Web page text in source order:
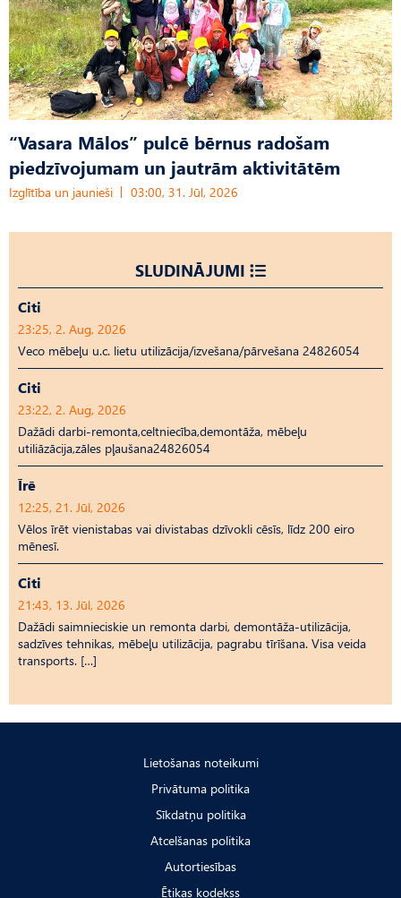
“Vasara Mālos” pulcē bērnus radošam
piedzīvojumam un jautrām aktivitātēm
Izglītība un jaunieši 03:00, 31. Jūl, 2026
SLUDINĀJUMI
Citi
23:25, 2. Aug, 2026
Veco mēbeļu u.c. lietu utilizācija/izvešana/pārvešana 24826054
Citi
23:22, 2. Aug, 2026
Dažādi darbi-remonta,celtniecība,demontāža, mēbeļu
utiliāzācija,zāles pļaušana24826054
Īrē
12:25, 21. Jūl, 2026
Vēlos īrēt vienistabas vai divistabas dzīvokli cēsīs, līdz 200 eiro
mēnesī.
Citi
21:43, 13. Jūl, 2026
Dažādi saimnieciskie un remonta darbi, demontāža-utilizācija,
sadzīves tehnikas, mēbeļu utilizācija, pagrabu tīrīšana. Visa veida
transports. […]
Lietošanas noteikumi
Privātuma politika
Sīkdatņu politika
Atcelšanas politika
Autortiesības
Ētikas kodekss